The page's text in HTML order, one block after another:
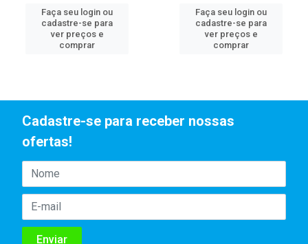
Faça seu login ou
cadastre-se para
ver preços e
comprar
Faça seu login ou
cadastre-se para
ver preços e
comprar
Cadastre-se para receber nossas
ofertas!